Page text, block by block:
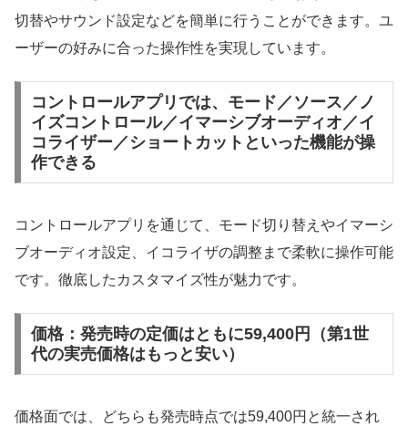
切替やサウンド設定などを簡単に行うことができます。ユ
ーザーの好みに合った操作性を実現しています。
コントロールアプリでは、モード／ソース／ノ
イズコントロール／イマーシブオーディオ／イ
コライザー／ショートカットといった機能が操
作できる
コントロールアプリを通じて、モード切り替えやイマーシ
ブオーディオ設定、イコライザの調整まで柔軟に操作可能
です。徹底したカスタマイズ性が魅力です。
価格：発売時の定価はともに59,400円（第1世
代の実売価格はもっと安い）
価格面では、どちらも発売時点では59,400円と統一され